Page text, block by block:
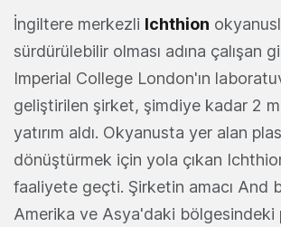
İngiltere merkezli Ichthion
sürdürülebilir olması adına çalışan
Imperial College London'ın
geliştirilen şirket, şimdiye kadar 2
yatırım aldı. Okyanusta yer alan
dönüştürmek için yola çıkan
faaliyete geçti. Şirketin amacı And
Amerika ve Asya'daki bölgesindeki